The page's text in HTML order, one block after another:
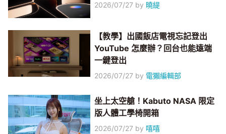
2026/07/27 by 曉緹
【教學】出國飯店電視忘記登出
YouTube 怎麼辦？回台也能遠端
一鍵登出
2026/07/27 by 電獺編輯部
坐上太空艙！Kabuto NASA 限定
版人體工學椅開箱
2026/07/27 by 嘻嘻